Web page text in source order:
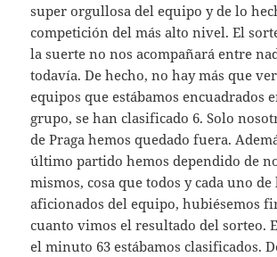
super orgullosa del equipo y de lo
competición del más alto nivel. El
la suerte no nos acompañará entre
todavía. De hecho, no hay más que
equipos que estábamos encuadrados
grupo, se han clasificado 6. Solo
de Praga hemos quedado fuera.
último partido hemos dependido de
mismos, cosa que todos y cada uno de
aficionados del equipo, hubiésemos
cuanto vimos el resultado del sorteo.
el minuto 63 estábamos clasificados.